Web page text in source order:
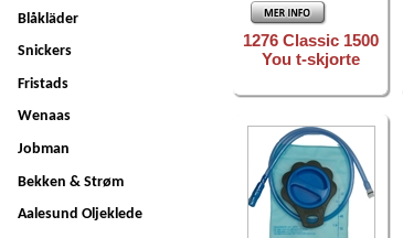
Blåkläder
Snickers
Fristads
Wenaas
Jobman
Bekken & Strøm
Aalesund Oljeklede
1276 Classic 1500
You t-skjorte